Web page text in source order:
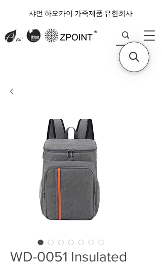
샤먼 하오카이 가죽제품 유한회사
WD-0051 Insulated